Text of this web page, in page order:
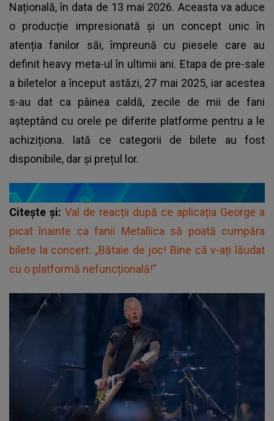
Națională, în data de 13 mai 2026. Aceasta va aduce
o producție impresionată și un concept unic în
atenția fanilor săi, împreună cu piesele care au
definit heavy meta-ul în ultimii ani. Etapa de pre-sale
a biletelor a început astăzi, 27 mai 2025, iar acestea
s-au dat ca pâinea caldă, zecile de mii de fani
așteptând cu orele pe diferite platforme pentru a le
achiziționa. Iată ce categorii de bilete au fost
disponibile, dar și prețul lor.
Citește și: Val de reacții după ce aplicația George a
picat înainte ca fanii Metallica să poată cumpăra
bilete la concert: „Bătaie de joc! Bine că v-ați lăudat
cu o platformă nefuncțională!”